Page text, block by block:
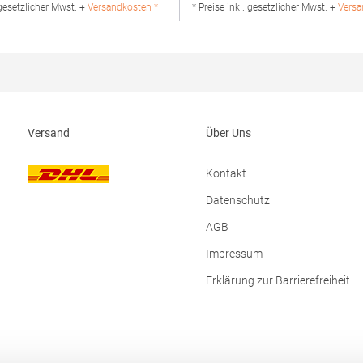
Herst.-Nr.: H475Hersteller:
Mwst. + Versandkosten *
Produktsicherheit: Herst.-Nr.:
* Preise inkl. gesetzlicher Mwst. +
Versand Über Uns
Kontakt
Datenschutz
AGB
Impressum
Erklärung zur Barrierefreiheit